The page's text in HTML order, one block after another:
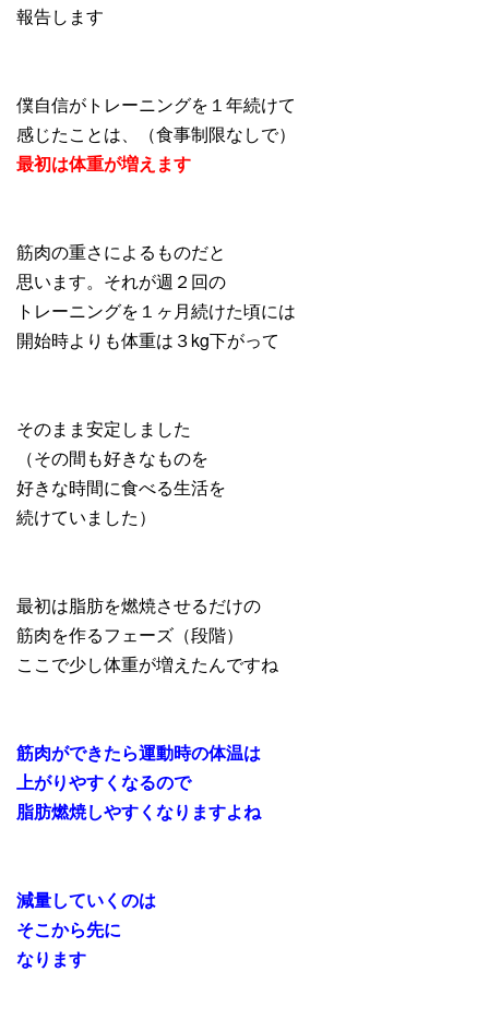
報告します
僕自信がトレーニングを１年続けて
感じたことは、（食事制限なしで）
最初は体重が増えます
筋肉の重さによるものだと
思います。それが週２回の
トレーニングを１ヶ月続けた頃には
開始時よりも体重は３kg下がって
そのまま安定しました
（その間も好きなものを
好きな時間に食べる生活を
続けていました）
最初は脂肪を燃焼させるだけの
筋肉を作るフェーズ（段階）
ここで少し体重が増えたんですね
筋肉ができたら運動時の体温は
上がりやすくなるので
脂肪燃焼しやすくなりますよね
減量していくのは
そこから先に
なります